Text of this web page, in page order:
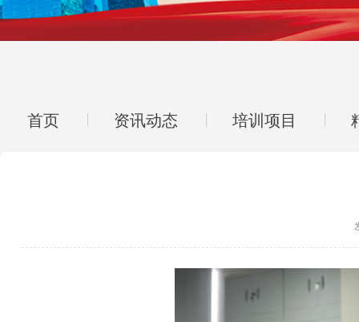
首页 资讯动态 培训项目